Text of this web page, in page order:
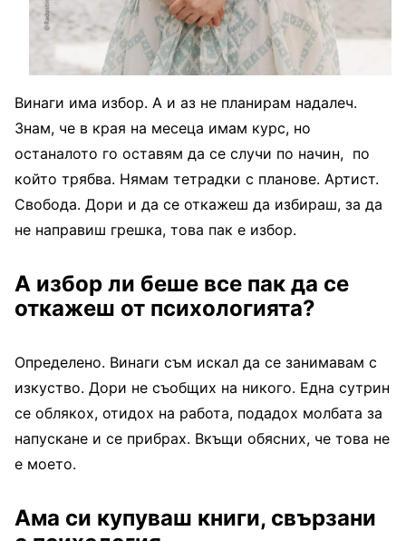
Винаги има избор. А и аз не планирам надалеч.
Знам, че в края на месеца имам курс, но
останалото го оставям да се случи по начин, по
който трябва. Нямам тетрадки с планове. Артист.
Свобода. Дори и да се откажеш да избираш, за да
не направиш грешка, това пак е избор.
А избор ли беше все пак да се
откажеш от психологията?
Определено. Винаги съм искал да се занимавам с
изкуство. Дори не съобщих на никого. Една сутрин
се облякох, отидох на работа, подадох молбата за
напускане и се прибрах. Вкъщи обясних, че това не
е моето.
Ама си купуваш книги, свързани